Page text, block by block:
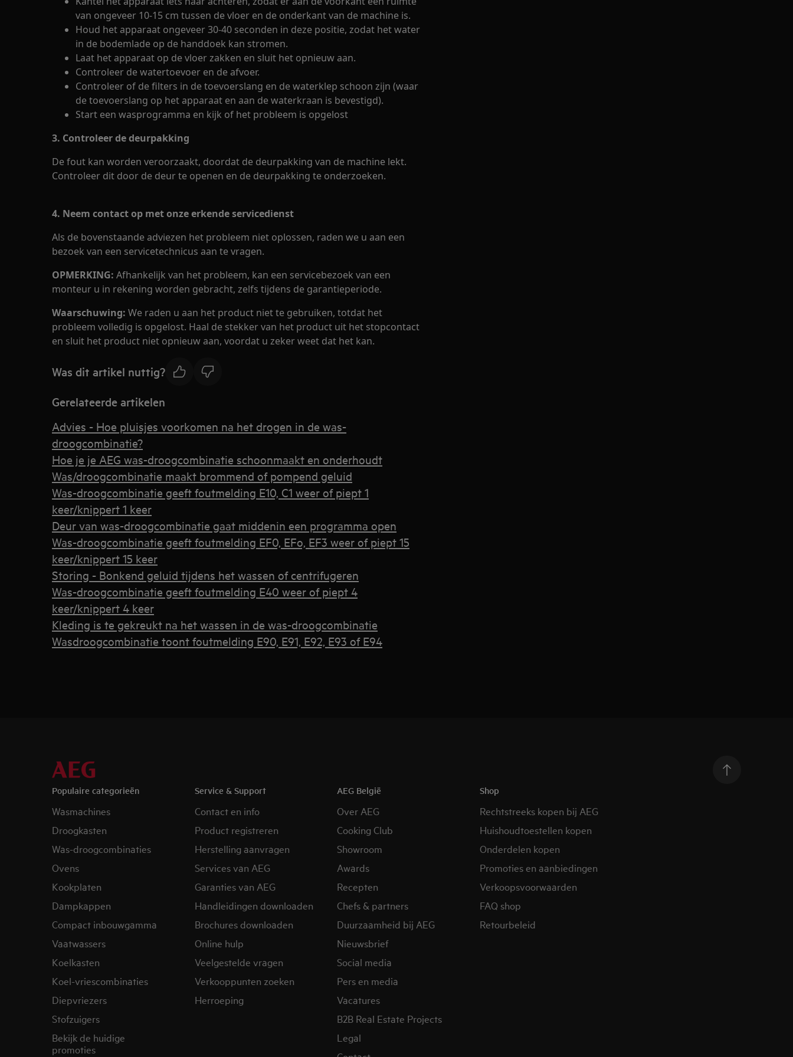
van ongeveer 10-15 cm tussen de vloer en de onderkant van de machine is.
Houd het apparaat ongeveer 30-40 seconden in deze positie, zodat het water
in de bodemlade op de handdoek kan stromen.
Laat het apparaat op de vloer zakken en sluit het opnieuw aan.
Controleer de watertoevoer en de afvoer.
Controleer of de filters in de toevoerslang en de waterklep schoon zijn (waar
de toevoerslang op het apparaat en aan de waterkraan is bevestigd).
Start een wasprogramma en kijk of het probleem is opgelost
3. Controleer de deurpakking
De fout kan worden veroorzaakt, doordat de deurpakking van de machine lekt.
Controleer dit door de deur te openen en de deurpakking te onderzoeken.
4. Neem contact op met onze erkende servicedienst
Als de bovenstaande adviezen het probleem niet oplossen, raden we u aan een
bezoek van een servicetechnicus aan te vragen.
OPMERKING: Afhankelijk van het probleem, kan een servicebezoek van een
monteur u in rekening worden gebracht, zelfs tijdens de garantieperiode.
Waarschuwing: We raden u aan het product niet te gebruiken, totdat het
probleem volledig is opgelost. Haal de stekker van het product uit het stopcontact
en sluit het product niet opnieuw aan, voordat u zeker weet dat het kan.
Was dit artikel nuttig?
Gerelateerde artikelen
Advies - Hoe pluisjes voorkomen na het drogen in de was-
droogcombinatie?
Hoe je je AEG was-droogcombinatie schoonmaakt en onderhoudt
Was/droogcombinatie maakt brommend of pompend geluid
Was-droogcombinatie geeft foutmelding E10, C1 weer of piept 1
keer/knippert 1 keer
Deur van was-droogcombinatie gaat middenin een programma open
Was-droogcombinatie geeft foutmelding EF0, EFo, EF3 weer of piept 15
keer/knippert 15 keer
Storing - Bonkend geluid tijdens het wassen of centrifugeren
Was-droogcombinatie geeft foutmelding E40 weer of piept 4
keer/knippert 4 keer
Kleding is te gekreukt na het wassen in de was-droogcombinatie
Wasdroogcombinatie toont foutmelding E90, E91, E92, E93 of E94
Populaire categorieën
Wasmachines
Droogkasten
Was-droogcombinaties
Ovens
Kookplaten
Dampkappen
Compact inbouwgamma
Vaatwassers
Koelkasten
Koel-vriescombinaties
Diepvriezers
Stofzuigers
Bekijk de huidige
promoties
Service & Support
Contact en info
Product registreren
Herstelling aanvragen
Services van AEG
Garanties van AEG
Handleidingen downloaden
Brochures downloaden
Online hulp
Veelgestelde vragen
Verkooppunten zoeken
Herroeping
AEG België
Over AEG
Cooking Club
Showroom
Awards
Recepten
Chefs & partners
Duurzaamheid bij AEG
Nieuwsbrief
Social media
Pers en media
Vacatures
B2B Real Estate Projects
Legal
Shop
Rechtstreeks kopen bij AEG
Huishoudtoestellen kopen
Onderdelen kopen
Promoties en aanbiedingen
Verkoopsvoorwaarden
FAQ shop
Retourbeleid​